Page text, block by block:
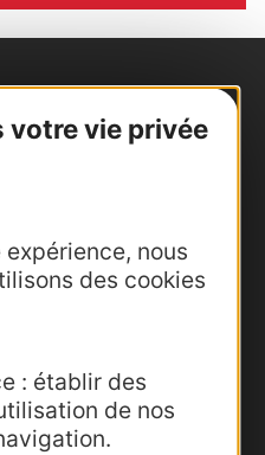
votre vie privée
nous
des cookies
: établir des
de nos
6